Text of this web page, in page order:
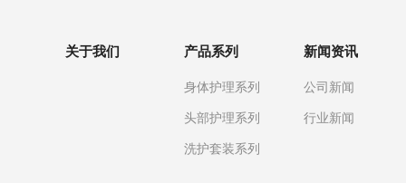
关于我们 产品系列
身体护理系列
头部护理系列
洗护套装系列
新闻资讯
公司新闻
行业新闻